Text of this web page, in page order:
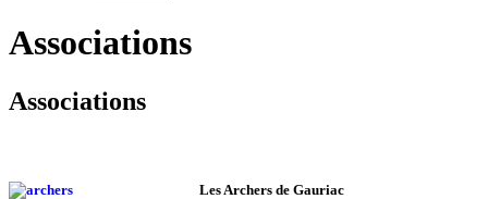
Associations
Associations
Les Archers de Gauriac